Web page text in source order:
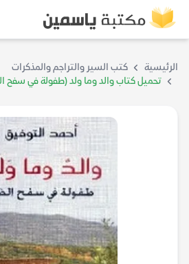
الرئيسية
كتب السير والتراجم والمذكرات
تحميل كتاب والد وما ولد (طفولة في سفح